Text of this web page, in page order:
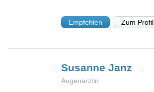
Empfehlen Zum Profil
SusanneJanz
Augenärztin